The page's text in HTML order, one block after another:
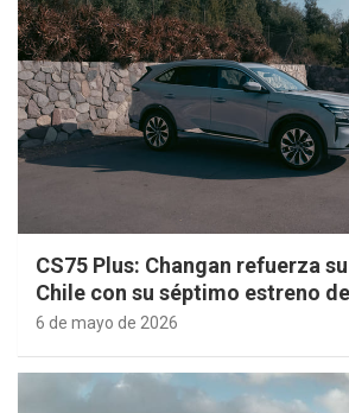
CS75 Plus: Changan refuerza
Chile con su séptimo estreno
6 de mayo de 2026